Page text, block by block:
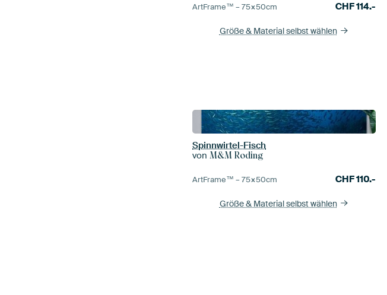
ArtFrame™ –75×50cm CHF114.-
Größe & Material selbst wählen
Spinnwirtel-Fisch
vonM&M Roding
ArtFrame™ –75×50cm CHF110.-
Größe & Material selbst wählen